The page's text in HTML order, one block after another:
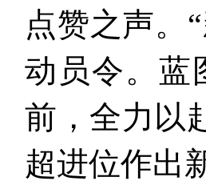
点赞之声。
动员令。蓝
前，全力以
超进位作出